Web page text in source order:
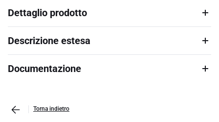
Dettaglio prodotto
Descrizione estesa
Documentazione
Torna indietro